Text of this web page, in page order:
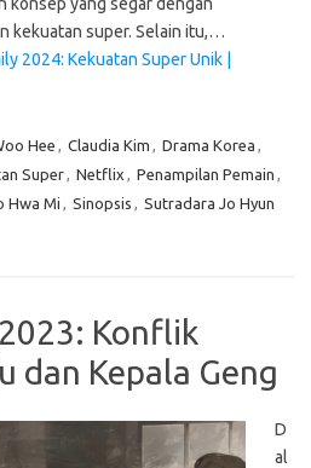
kekuatan super. Selain itu,…
2024: Kekuatan Super Unik |
Hee , Claudia Kim , Drama Korea ,
Super, Netflix , Penampilan Pemain ,
Hwa Mi , Sinopsis , Sutradara Jo Hyun
Konflik
dan Kepala Geng
D
al